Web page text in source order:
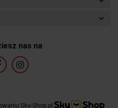
nas na
Sky-Shop.pl